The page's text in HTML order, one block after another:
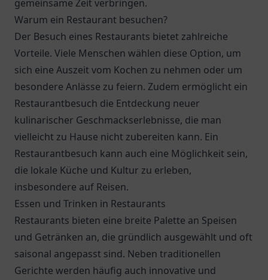
gemeinsame Zeit verbringen.
Warum ein Restaurant besuchen?
Der Besuch eines Restaurants bietet zahlreiche
Vorteile. Viele Menschen wählen diese Option, um
sich eine Auszeit vom Kochen zu nehmen oder um
besondere Anlässe zu feiern. Zudem ermöglicht ein
Restaurantbesuch die Entdeckung neuer
kulinarischer Geschmackserlebnisse, die man
vielleicht zu Hause nicht zubereiten kann. Ein
Restaurantbesuch kann auch eine Möglichkeit sein,
die lokale Küche und Kultur zu erleben,
insbesondere auf Reisen.
Essen und Trinken in Restaurants
Restaurants bieten eine breite Palette an Speisen
und Getränken an, die gründlich ausgewählt und oft
saisonal angepasst sind. Neben traditionellen
Gerichte werden häufig auch innovative und